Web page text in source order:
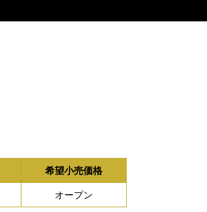
希望小売価格
オープン